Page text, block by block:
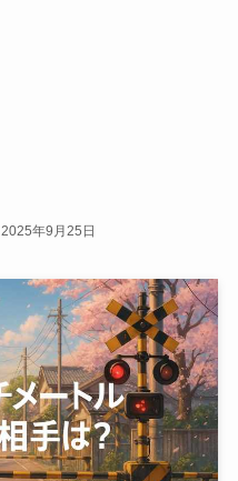
2025年9月25日